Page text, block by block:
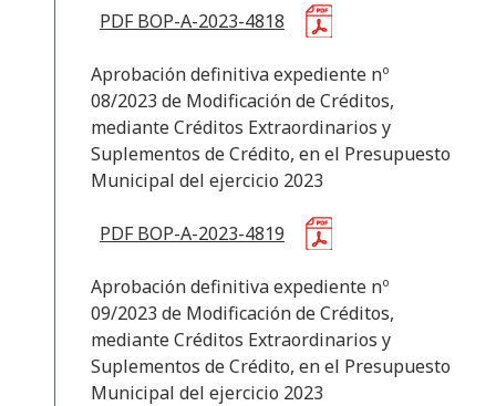
PDF BOP-A-2023-4818
Aprobación definitiva expediente nº
08/2023 de Modificación de Créditos,
mediante Créditos Extraordinarios y
Suplementos de Crédito, en el Presupuesto
Municipal del ejercicio 2023
PDF BOP-A-2023-4819
Aprobación definitiva expediente nº
09/2023 de Modificación de Créditos,
mediante Créditos Extraordinarios y
Suplementos de Crédito, en el Presupuesto
Municipal del ejercicio 2023